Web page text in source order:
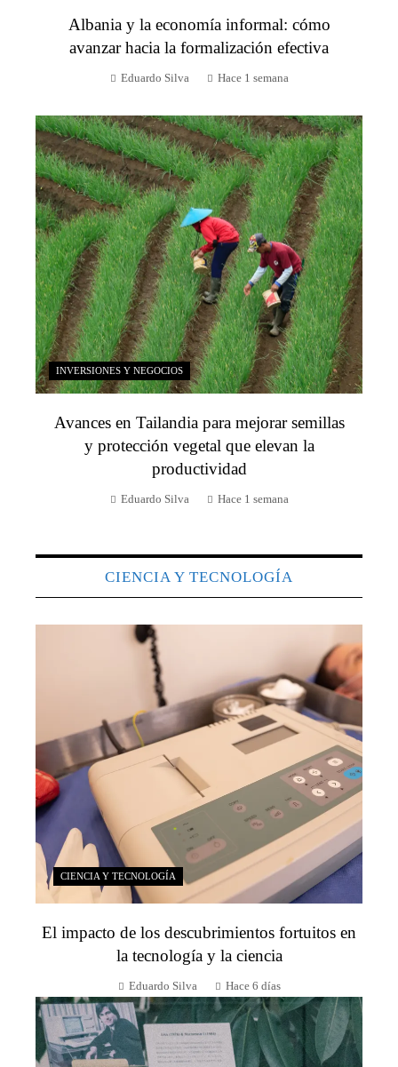
Albania y la economía informal: cómo
avanzar hacia la formalización efectiva
Eduardo Silva Hace 1 semana
INVERSIONES Y NEGOCIOS
Avances en Tailandia para mejorar semillas
y protección vegetal que elevan la
productividad
Eduardo Silva Hace 1 semana
CIENCIA Y TECNOLOGÍA
CIENCIA Y TECNOLOGÍA
El impacto de los descubrimientos fortuitos en
la tecnología y la ciencia
Eduardo Silva Hace 6 días